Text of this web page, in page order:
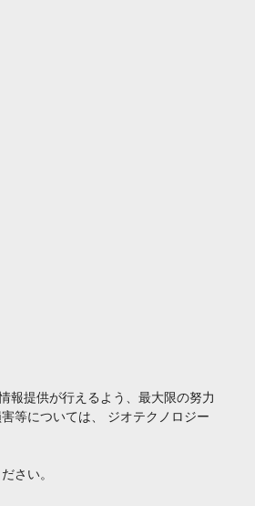
報提供が行えるよう、最大限の努力
等については、 ジオテクノロジー
さい。